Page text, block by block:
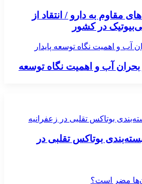
مقاوم به دارو / انتقاد از
در کشور
آب و اهمیت نگاه توسعه پایدار
بحران آب و اهمیت نگاه توسعه
بوتاکس تقلبی در